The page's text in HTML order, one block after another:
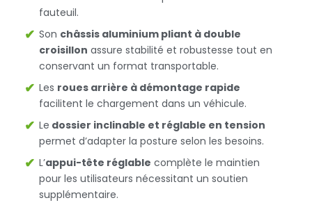
fauteuil.
Son châssis aluminium pliant à double
croisillon assure stabilité et robustesse tout en
conservant un format transportable.
Les roues arrière à démontage rapide
facilitent le chargement dans un véhicule.
Le dossier inclinable et réglable en tension
permet d’adapter la posture selon les besoins.
L’appui-tête réglable complète le maintien
pour les utilisateurs nécessitant un soutien
supplémentaire.